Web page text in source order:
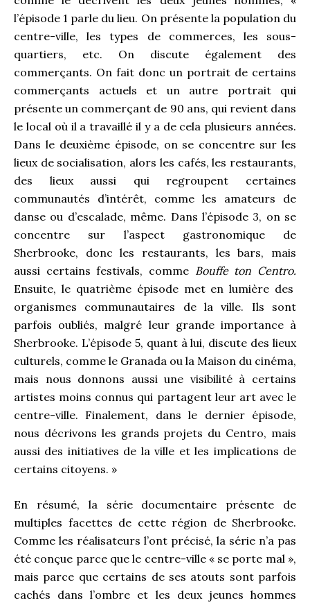
l’épisode 1 parle du lieu. On présente la population du
centre-ville, les types de commerces, les sous-
quartiers, etc. On discute également des
commerçants. On fait donc un portrait de certains
commerçants actuels et un autre portrait qui
présente un commerçant de 90 ans, qui revient dans
le local où il a travaillé il y a de cela plusieurs années.
Dans le deuxième épisode, on se concentre sur les
lieux de socialisation, alors les cafés, les restaurants,
des lieux aussi qui regroupent certaines
communautés d’intérêt, comme les amateurs de
danse ou d’escalade, même. Dans l’épisode 3, on se
concentre sur l’aspect gastronomique de
Sherbrooke, donc les restaurants, les bars, mais
aussi certains festivals, comme Bouffe ton Centro.
Ensuite, le quatrième épisode met en lumière des
organismes communautaires de la ville. Ils sont
parfois oubliés, malgré leur grande importance à
Sherbrooke. L’épisode 5, quant à lui, discute des lieux
culturels, comme le Granada ou la Maison du cinéma,
mais nous donnons aussi une visibilité à certains
artistes moins connus qui partagent leur art avec le
centre-ville. Finalement, dans le dernier épisode,
nous décrivons les grands projets du Centro, mais
aussi des initiatives de la ville et les implications de
certains citoyens. »
En résumé, la série documentaire présente de
multiples facettes de cette région de Sherbrooke.
Comme les réalisateurs l’ont précisé, la série n’a pas
été conçue parce que le centre-ville « se porte mal »,
mais parce que certains de ses atouts sont parfois
cachés dans l’ombre et les deux jeunes hommes